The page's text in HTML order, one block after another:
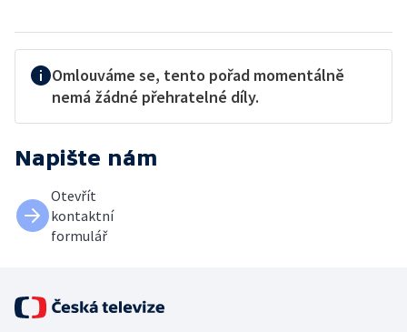
Omlouváme se, tento pořad momentálně
nemá žádné přehratelné díly.
Napište nám
Otevřít
kontaktní
formulář